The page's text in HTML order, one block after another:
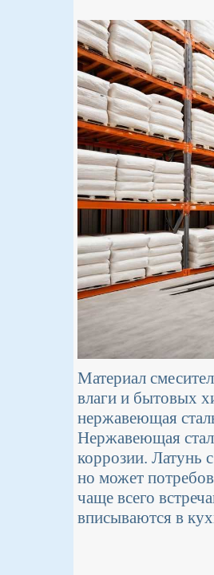
Материал
влаги и бытовых
нержавеющая
Нержавеющая
коррозии. Латунь
но может
чаще всего
вписываются в